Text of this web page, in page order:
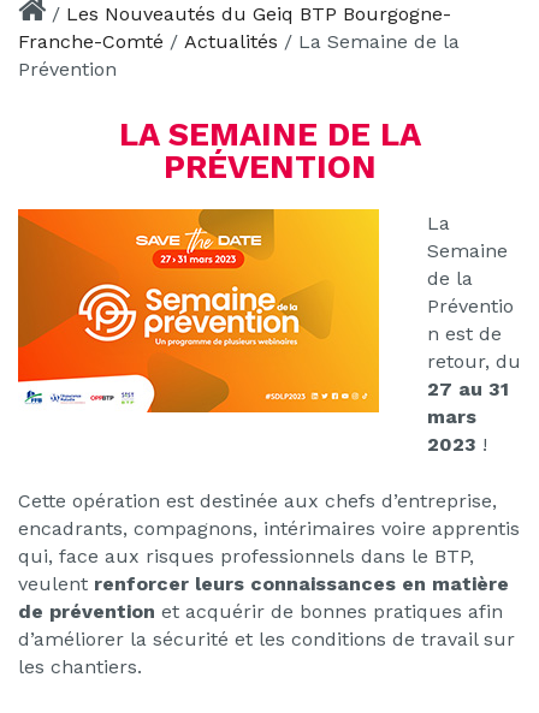
/ Les Nouveautés du Geiq BTP Bourgogne-
Franche-Comté / Actualités / La Semaine de la
Prévention
LA SEMAINE DE LA
PRÉVENTION
La
Semaine
de la
Préventio
n est de
retour, du
27 au 31
mars
2023 !
Cette opération est destinée aux chefs d’entreprise,
encadrants, compagnons, intérimaires voire apprentis
qui, face aux risques professionnels dans le BTP,
veulent renforcer leurs connaissances en matière
de prévention et acquérir de bonnes pratiques afin
d’améliorer la sécurité et les conditions de travail sur
les chantiers.